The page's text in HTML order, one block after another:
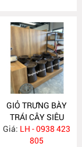
GIỎ TRƯNG BÀY
TRÁI CÂY SIÊU
THỊ- CỬA HÀNG
NH181
Giá: LH - 0938 423
805